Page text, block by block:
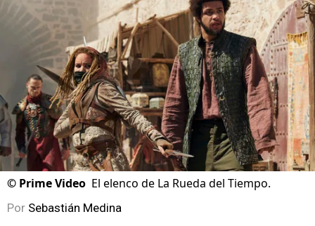
© Prime Video El elenco de La Rueda del Tiempo.
Por Sebastián Medina